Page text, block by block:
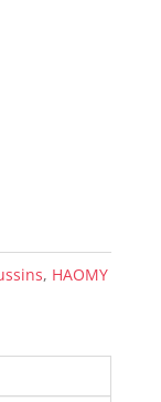
, HAOMY